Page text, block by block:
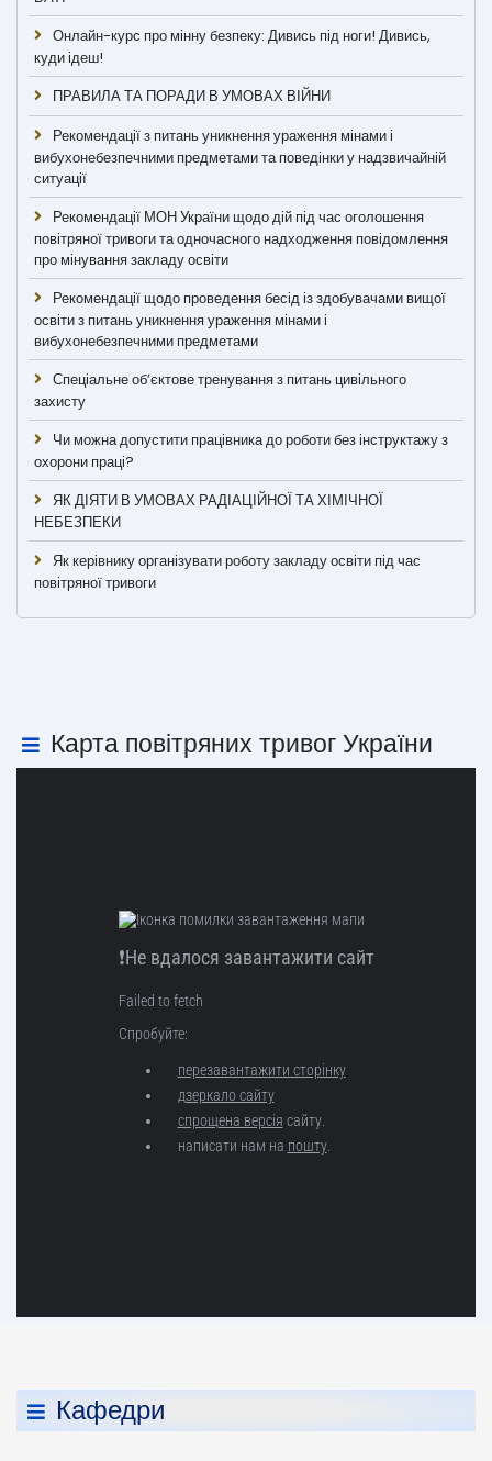
Онлайн-курс про мінну безпеку: Дивись під ноги! Дивись,
куди ідеш!
ПРАВИЛА ТА ПОРАДИ В УМОВАХ ВІЙНИ
Рекомендації з питань уникнення ураження мінами і
вибухонебезпечними предметами та поведінки у надзвичайній
ситуації
Рекомендації МОН України щодо дій під час оголошення
повітряної тривоги та одночасного надходження повідомлення
про мінування закладу освіти
Рекомендації щодо проведення бесід із здобувачами вищої
освіти з питань уникнення ураження мінами і
вибухонебезпечними предметами
Спеціальне об’єктове тренування з питань цивільного
захисту
Чи можна допустити працівника до роботи без інструктажу з
охорони праці?
ЯК ДІЯТИ В УМОВАХ РАДІАЦІЙНОЇ ТА ХІМІЧНОЇ
НЕБЕЗПЕКИ
Як керівнику організувати роботу закладу освіти під час
повітряної тривоги
Карта повітряних тривог України
Кафедри